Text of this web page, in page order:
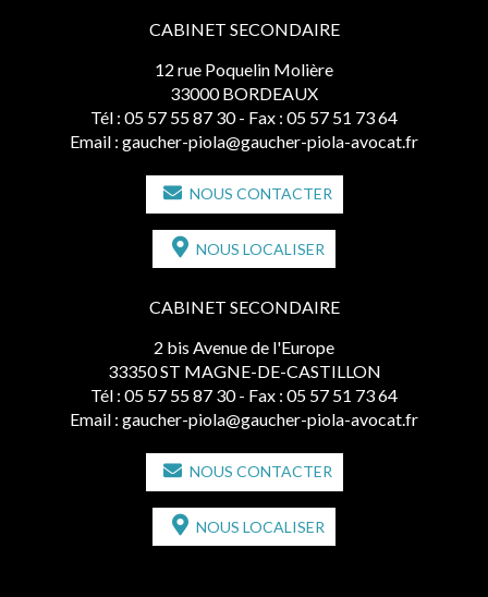
CABINET SECONDAIRE
12 rue Poquelin Molière
33000 BORDEAUX
Tél : 05 57 55 87 30 - Fax : 05 57 51 73 64
Email : gaucher-piola@gaucher-piola-avocat.fr
NOUS CONTACTER
NOUS LOCALISER
CABINET SECONDAIRE
2 bis Avenue de l'Europe
33350 ST MAGNE-DE-CASTILLON
Tél : 05 57 55 87 30 - Fax : 05 57 51 73 64
Email : gaucher-piola@gaucher-piola-avocat.fr
NOUS CONTACTER
NOUS LOCALISER